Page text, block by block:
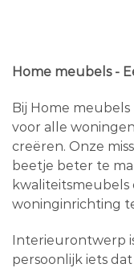
Home meubels -
Bij Home
voor alle
creëren. Onze
beetje beter te
kwaliteitsmeubels
woninginrichting
Interieurontwerp
persoonlijk iets